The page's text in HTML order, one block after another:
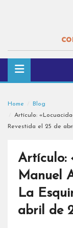
Home
Blog
Artículo:
Revestida el 25 de
Artículo:
Manuel
La
abril de